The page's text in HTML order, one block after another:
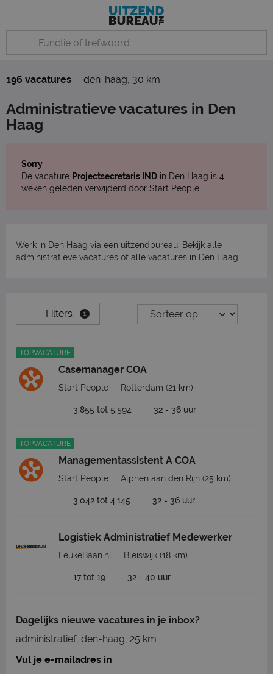
196 vacatures den-haag, 30 km
Administratieve vacatures in Den
Haag
Sorry
De vacature Projectsecretaris IND in Den Haag is 4
weken geleden verwijderd door Start People.
Werk in Den Haag via een uitzendbureau. Bekijk alle
administratieve vacatures of alle vacatures in Den Haag
Filters 1
TOPVACATURE
Casemanager COA
Start People Rotterdam (21 km)
3.855 tot 5.594 32 - 36 uur
TOPVACATURE
Managementassistent A COA
Start People Alphen aan den Rijn (25 km)
3.042 tot 4.145 32 - 36 uur
Logistiek Administratief Medewerker
LeukeBaan.nl Bleiswijk (18 km)
17 tot 19 32 - 40 uur
Dagelijks nieuwe vacatures in je inbox?
administratief, den-haag, 25 km
Vul je e-mailadres in